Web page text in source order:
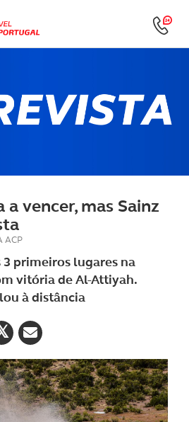
vencer, mas Sainz
ACP
primeiros lugares na
vitória de Al-Attiyah.
à distância